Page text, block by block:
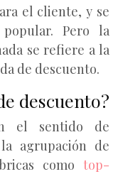
el cliente, y se
Pero la
se refiere a la
de descuento.
descuento?
el sentido de
agrupación de
como top-